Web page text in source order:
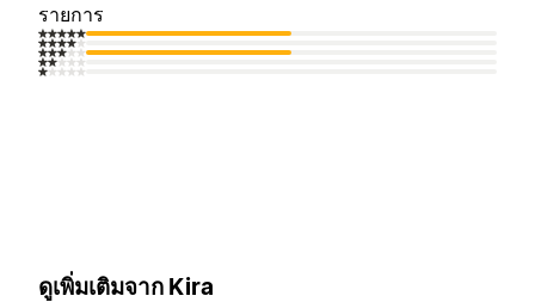
รายการ
ดูเพิ่มเติมจาก Kira